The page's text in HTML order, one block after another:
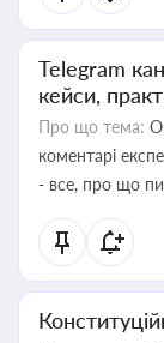
Telegram
кейси,
Про що тема:
коментарі
- все, про що